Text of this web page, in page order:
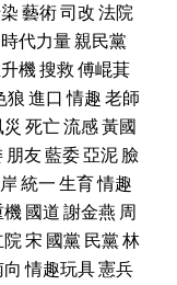
藝術司改法院
時代力量親民黨
機搜救傅崐萁
狼進口 情趣老師
死亡流感黃國
朋友藍委亞泥臉
統一生育情趣
機國道謝金燕 周
院宋 國黨民黨林
情趣玩具憲兵